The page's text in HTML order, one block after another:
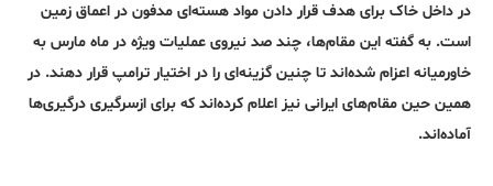
در داخل خاک برای هدف قرار دادن مواد هسته‌ای مدفون در اعماق زمین
است. به گفته این مقام‌ها، چند صد نیروی عملیات ویژه در ماه مارس به
خاورمیانه اعزام شده‌اند تا چنین گزینه‌ای را در اختیار ترامپ قرار دهند. در
همین حین مقام‌های ایرانی نیز اعلام کرده‌اند که برای ازسرگیری درگیری‌ها
آماده‌اند.